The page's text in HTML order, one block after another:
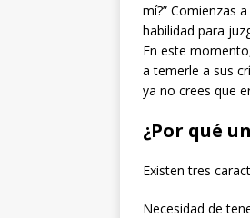
mí?” Comienzas
habilidad para
En este
a temerle a sus
ya no crees que
¿Por qué
Existen tres
Necesidad de